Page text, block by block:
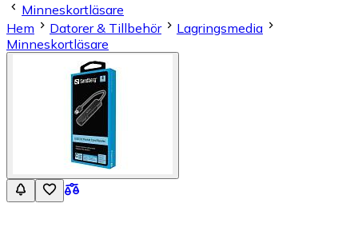
Minneskortläsare
Hem
Datorer & Tillbehör
Lagringsmedia
Minneskortläsare